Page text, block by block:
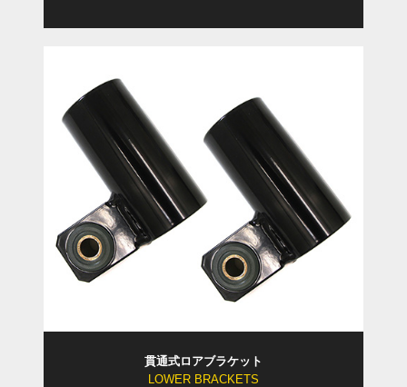
貫通式ロアブラケット
LOWER BRACKETS